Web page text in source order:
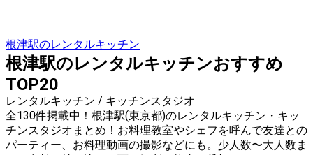
根津駅のレンタルキッチン
根津駅のレンタルキッチンおすすめ
TOP20
レンタルキッチン / キッチンスタジオ
全130件掲載中！根津駅(東京都)のレンタルキッチン・キッ
チンスタジオまとめ！お料理教室やシェフを呼んで友達との
パーティー、お料理動画の撮影などにも。少人数〜大人数ま